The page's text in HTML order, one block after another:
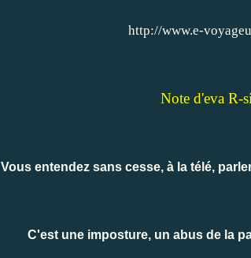
http://www.e-
Note d'eva R-
Vous entendez sans cesse, à la télé,
C'est une imposture, un abus de la